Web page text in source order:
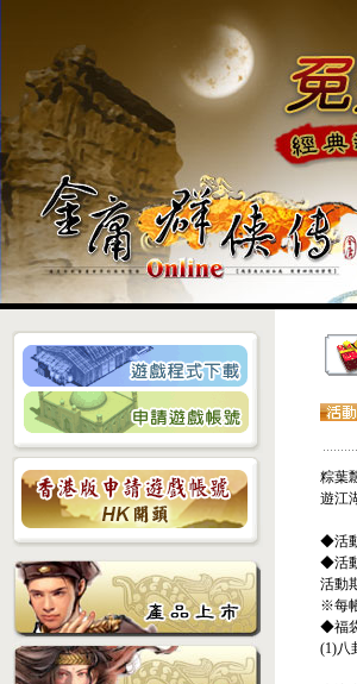
粽葉
遊江
◆活
◆活
活動
※每
◆福
(1)八